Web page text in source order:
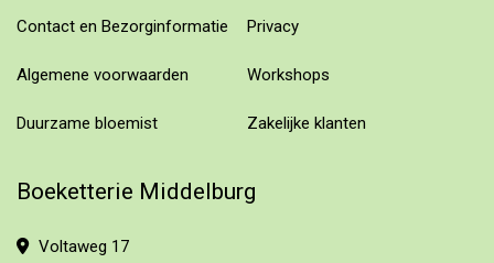
Contact en Bezorginformatie Privacy
Algemene voorwaarden Workshops
Duurzame bloemist Zakelijke klanten
Boeketterie Middelburg
Voltaweg 17